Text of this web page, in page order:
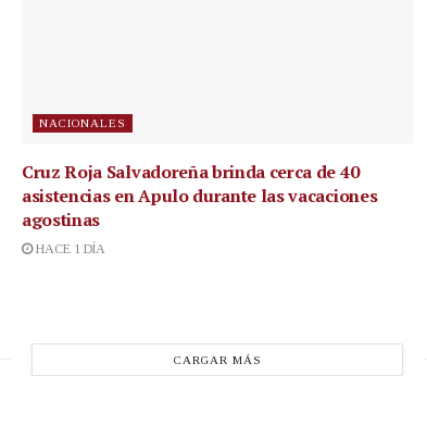
NACIONALES
Cruz Roja Salvadoreña brinda cerca de 40
asistencias en Apulo durante las vacaciones
agostinas
HACE 1 DÍA
CARGAR MÁS